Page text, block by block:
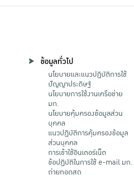
ข้อมูลทั่วไป
นโยบายและแนวปฏิบัติการใช้
ปัญญาประดิษฐ์
นโยบายการใช้งานเครือข่าย
มก.
นโยบายคุ้มครองข้อมูลส่วน
บุคคล
แนวปฏิบัติการคุ้มครองข้อมูล
ส่วนบุคคล
การเข้าใช้อินเตอร์เน็ต
ข้อปฏิบัติในการใช้ e-mail มก.
ถ่ายทอดสด